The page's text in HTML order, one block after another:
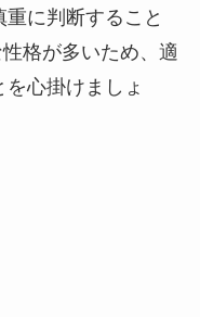
に判断すること
格が多いため、適
心掛けましょ